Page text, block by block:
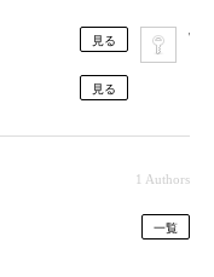
見る
見る
1 Authors
一覧